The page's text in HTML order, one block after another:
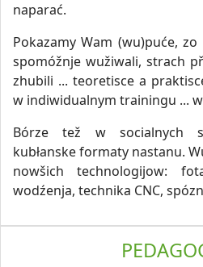
naparać.
Pokazamy Wam (wu)puće,
spomóžnje wužiwali, strach
zhubili ... teoretisce a
w indiwidualnym trainingu ...
Bórze tež w socialnych
kubłanske formaty nastanu.
nowšich technologijow:
wodźenja, technika CNC,